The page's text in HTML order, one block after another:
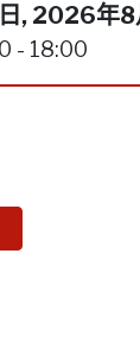
, 2026年8
- 18:00